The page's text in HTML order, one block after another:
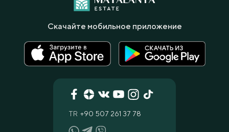
TR +90 507 261 37 78
Скачайте мобильное приложение